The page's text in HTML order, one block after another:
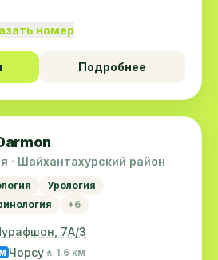
номер
Подробнее
· Шайхантахурский район
Урология
+6
7А/3
M Чорсу 🚶 1.6 км